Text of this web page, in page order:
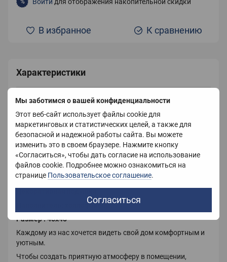
Мы заботимся о вашей конфиденциальности
Этот веб-сайт использует файлы cookie для
маркетинговых и статистических целей, а также для
безопасной и надежной работы сайта. Вы можете
изменить это в своем браузере. Нажмите кнопку
«Согласиться», чтобы дать согласие на использование
файлов cookie. Подробнее можно ознакомиться на
странице Пользовательское соглашение.
Согласиться
В избранное К сравнению
Характеристики
Вес 600 г
Страна-производитель Украина
Описание
Наполнитель: холлофайбер
Размер : 45х45
Каждому из нас хочется видеть свой дом комфортным и
уютным.
Чтобы создать приятную атмосферу в помещении,